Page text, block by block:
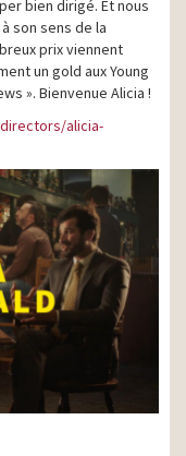
bien dirigé. Et nous
son sens de la
prix viennent
un gold aux Young
». Bienvenue Alicia !
alicia-